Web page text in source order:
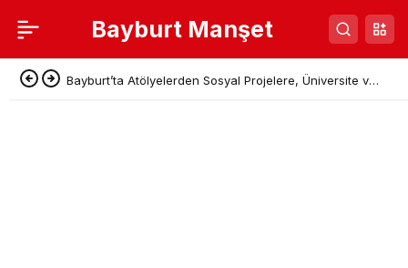
Bayburt Manşet
Bayburt’ta Atölyelerden Sosyal Projelere, Üniversite ve